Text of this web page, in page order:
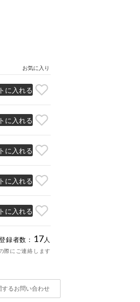
お気に入り
に入れる
に入れる
に入れる
に入れる
に入れる
録者数： 17 人
際にご連絡します
するお問い合わせ